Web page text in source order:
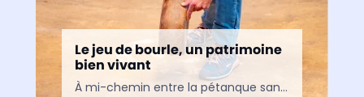
Le jeu de bourle, un patrimoine
bien vivant
À mi-chemin entre la pétanque sans cochonnet, le bowling sans quilles et le curling sans glace se trouve un jeu emblématique des Flandres : la bourle. Le principe est simple :…